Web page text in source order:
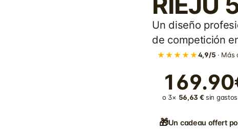
Un diseño
de competición
★★★★★4,9/5 ·
o 3× 56,63 € sin gastos
🎁Un cadeau offert